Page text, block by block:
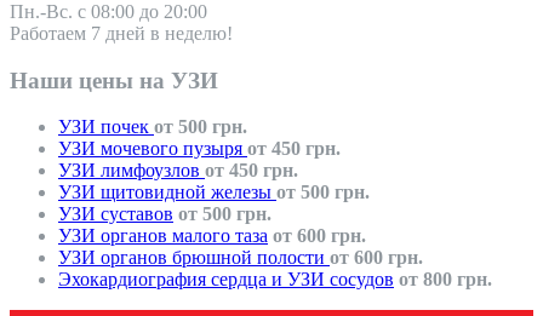
Пн.-Вс. с 08:00 до 20:00
Работаем 7 дней в неделю!
Наши цены на УЗИ
УЗИ почек от 500 грн.
УЗИ мочевого пузыря от 450 грн.
УЗИ лимфоузлов от 450 грн.
УЗИ щитовидной железы от 500 грн.
УЗИ суставов от 500 грн.
УЗИ органов малого таза от 600 грн.
УЗИ органов брюшной полости от 600 грн.
Эхокардиография сердца и УЗИ сосудов от 800 грн.